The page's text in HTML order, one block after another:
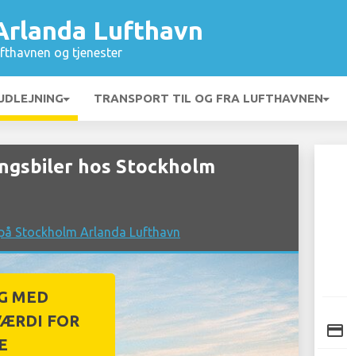
Lufthavn
og tjenester
TRANSPORT TIL OG FRA LUFTHAVNEN
hos Stockholm
Stockholm Arlanda Lufthavn
MED
FOR
credit_card